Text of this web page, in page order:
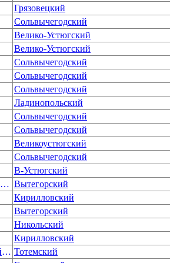
Грязовецкий
Сольвычегодский
Велико-Устюгский
Велико-Устюгский
Сольвычегодский
Сольвычегодский
Сольвычегодский
Ладинопольский
Сольвычегодский
Сольвычегодский
Великоустюгский
Сольвычегодский
В-Устюгский
4-й стрелковый Императорской фамилии лейб-гвардии полк Вытегорский
Кирилловский
Вытегорский
Никольский
Кирилловский
10-й Гренадерский Малороссийский генерал-фельдмаршала графа Румянцева-Задунайского полк Тотемский